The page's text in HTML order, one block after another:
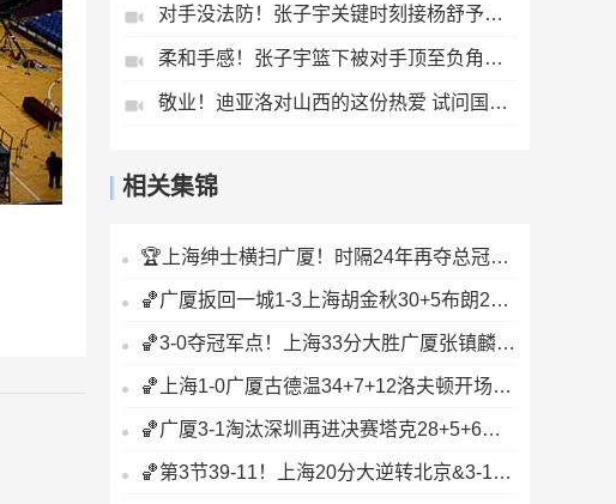
对手没法防！张子宇关键时刻接杨舒予助攻上篮打进，基本杀死比赛
柔和手感！张子宇篮下被对手顶至负角度，但依旧稳稳将球放进
敬业！迪亚洛对山西的这份热爱 试问国内球员有多少能做到？
相关集锦
🏆上海绅士横扫广厦！时隔24年再夺总冠军！王哲林爆砍29+14！
🏀广厦扳回一城1-3上海胡金秋30+5布朗27+8古德温28+6+8
🏀3-0夺冠军点！上海33分大胜广厦张镇麟23+9+6孙铭徽8中2
🏀上海1-0广厦古德温34+7+12洛夫顿开场伤退孙铭徽0分&5失误
🏀广厦3-1淘汰深圳再进决赛塔克28+5+6胡金秋15+8贺希宁12分
🏀第3节39-11！上海20分大逆转北京&3-1闯入总决赛刘铮5记三分